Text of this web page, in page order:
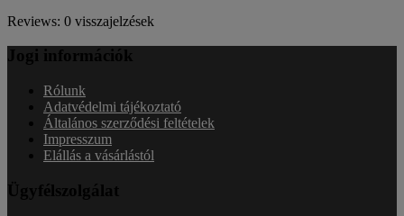
Reviews: 0 visszajelzések
Jogi információk
Rólunk
Adatvédelmi tájékoztató
Általános szerződési feltételek
Impresszum
Elállás a vásárlástól
Ügyfélszolgálat